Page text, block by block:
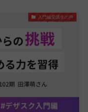
入門編受講生の声